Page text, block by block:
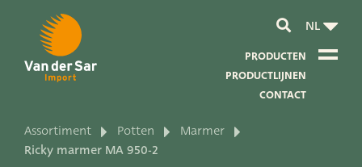
NL
PRODUCTEN
PRODUCTLIJNEN
CONTACT
Over van der Sar Import
Assortiment Potten
Marmer
Ricky marmer MA 950-2